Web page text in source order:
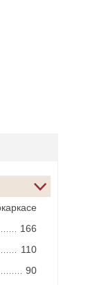
166
110
90